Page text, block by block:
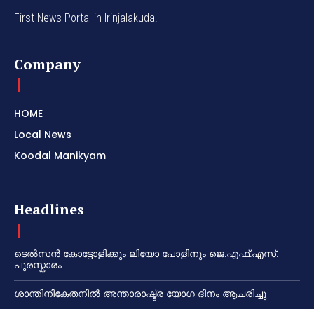
First News Portal in Irinjalakuda.
Company
HOME
Local News
Koodal Manikyam
Headlines
ടെൽസൻ കോട്ടോളിക്കും ലിയോ പോളിനും ജെ.എഫ്.എസ്.
പുരസ്കാരം
ശാന്തിനികേതനിൽ അന്താരാഷ്ട്ര യോഗ ദിനം ആചരിച്ചു